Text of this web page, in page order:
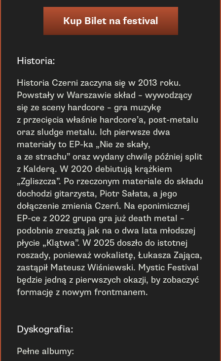
Kup Bilet na festival
Historia:
Historia Czerni zaczyna się w 2013 roku.
Powstały w Warszawie skład – wywodzący
się ze sceny hardcore – gra muzykę
z przecięcia właśnie hardcore’a, post-metalu
oraz sludge metalu. Ich pierwsze dwa
materiały to EP-ka „Nie ze skały,
a ze strachu” oraz wydany chwilę później split
z Kalderą. W 2020 debiutują krążkiem
„Zgliszcza”. Po rzeczonym materiale do składu
dochodzi gitarzysta, Piotr Sałata, a jego
dołączenie zmienia Czerń. Na eponimicznej
EP-ce z 2022 grupa gra już death metal –
podobnie zresztą jak na o dwa lata młodszej
płycie „Klątwa”. W 2025 doszło do istotnej
roszady, ponieważ wokalistę, Łukasza Zająca,
zastąpił Mateusz Wiśniewski. Mystic Festival
będzie jedną z pierwszych okazji, by zobaczyć
formację z nowym frontmanem.
Dyskografia:
Pełne albumy: